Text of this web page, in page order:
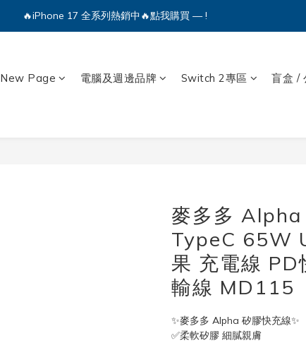
🔥iPhone 17 全系列熱銷中🔥點我購買 — !
💕加入Q哥 Line 新好友領優惠券！🎫
New Page 電腦及週邊品牌 Switch 2專區 盲盒 /
麥多多 Alpha
TypeC 65W
果 充電線 PD
輸線 MD115
✨麥多多 Alpha 矽膠快充線✨
✅柔軟矽膠 細膩親膚